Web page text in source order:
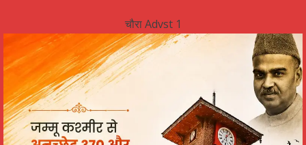
चौरा Advst 1